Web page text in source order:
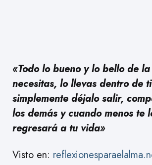
«Todo lo bueno y lo bello de
necesitas, lo llevas dentro de
simplemente déjalo salir,
los demás y cuando menos te
regresará a tu vida»
Visto en: